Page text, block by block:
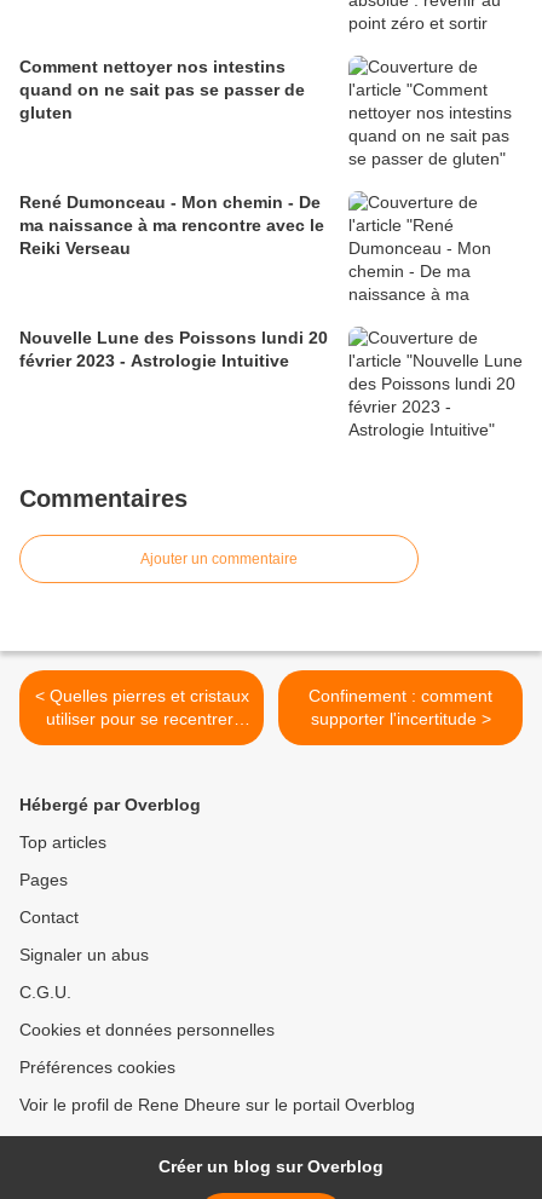
Comment nettoyer nos intestins
quand on ne sait pas se passer de
gluten
René Dumonceau - Mon chemin - De
ma naissance à ma rencontre avec le
Reiki Verseau
Nouvelle Lune des Poissons lundi 20
février 2023 - Astrologie Intuitive
Commentaires
Ajouter un commentaire
< Quelles pierres et cristaux
utiliser pour se recentrer,
s'ancrer et équilibrer notre
Confinement : comment
supporter l'incertitude >
Hébergé par Overblog
Top articles
Pages
Contact
Signaler un abus
C.G.U.
Cookies et données personnelles
Préférences cookies
Voir le profil de Rene Dheure sur le portail Overblog
Créer un blog sur Overblog